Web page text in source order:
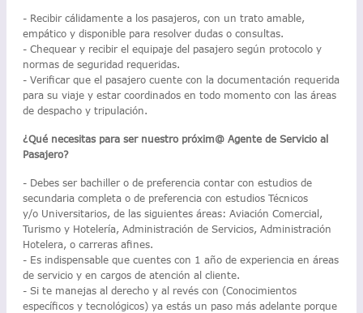
- Recibir cálidamente a los pasajeros, con un trato amable,
empático y disponible para resolver dudas o consultas.
- Chequear y recibir el equipaje del pasajero según protocolo y
normas de seguridad requeridas.
- Verificar que el pasajero cuente con la documentación requerida
para su viaje y estar coordinados en todo momento con las áreas
de despacho y tripulación.
¿Qué necesitas para ser nuestro próxim@ Agente de Servicio al
Pasajero?
- Debes ser bachiller o de preferencia contar con estudios de
secundaria completa o de preferencia con estudios Técnicos
y/o Universitarios, de las siguientes áreas: Aviación Comercial,
Turismo y Hotelería, Administración de Servicios, Administración
Hotelera, o carreras afines.
- Es indispensable que cuentes con 1 año de experiencia en áreas
de servicio y en cargos de atención al cliente.
- Si te manejas al derecho y al revés con (Conocimientos
específicos y tecnológicos) ya estás un paso más adelante porque